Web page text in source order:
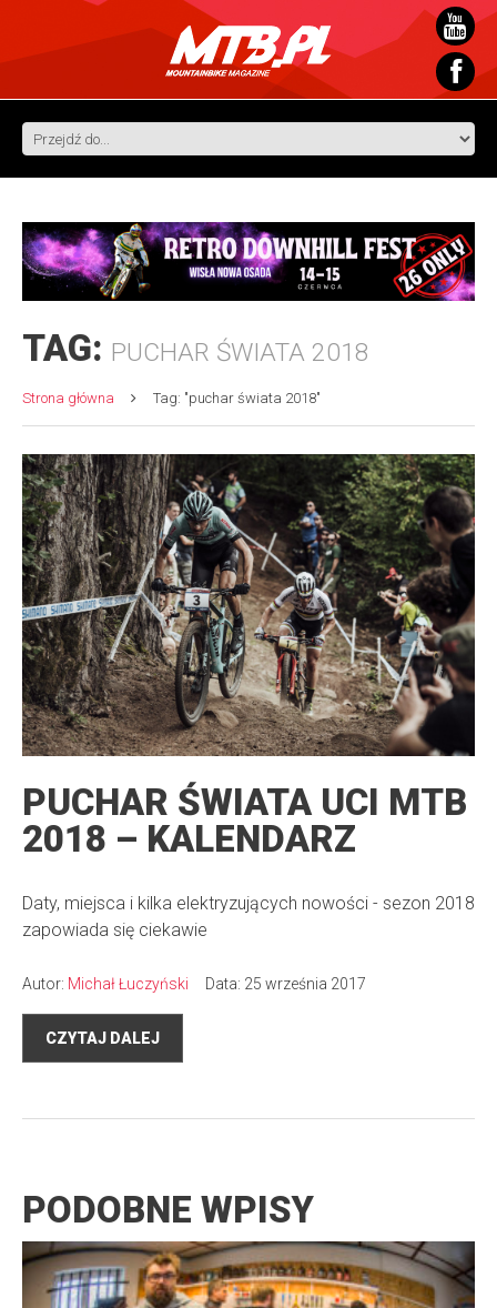
TAG: PUCHAR ŚWIATA 2018
Strona główna Tag: "puchar świata 2018"
PUCHAR ŚWIATA UCI MTB
2018 – KALENDARZ
Daty, miejsca i kilka elektryzujących nowości - sezon 2018
zapowiada się ciekawie
Autor: Michał Łuczyński Data: 25 września 2017
CZYTAJ DALEJ
PODOBNE WPISY